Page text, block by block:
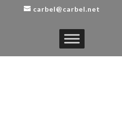
carbel@carbel.net